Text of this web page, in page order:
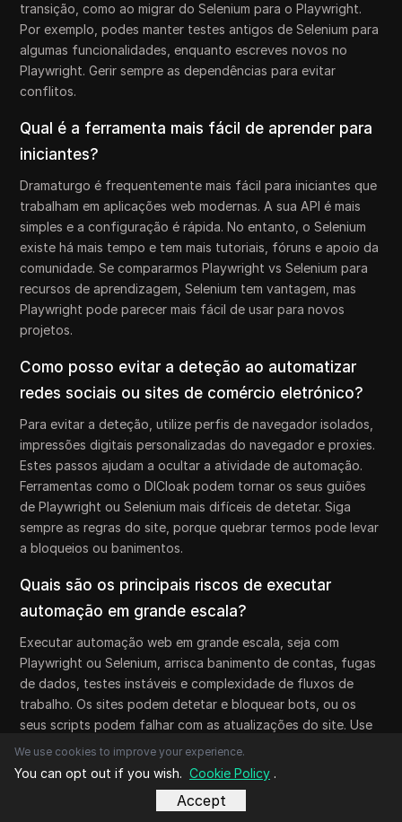
transição, como ao migrar do Selenium para o Playwright.
Por exemplo, podes manter testes antigos de Selenium para
algumas funcionalidades, enquanto escreves novos no
Playwright. Gerir sempre as dependências para evitar
conflitos.
Qual é a ferramenta mais fácil de aprender para
iniciantes?
Dramaturgo é frequentemente mais fácil para iniciantes que
trabalham em aplicações web modernas. A sua API é mais
simples e a configuração é rápida. No entanto, o Selenium
existe há mais tempo e tem mais tutoriais, fóruns e apoio da
comunidade. Se compararmos Playwright vs Selenium para
recursos de aprendizagem, Selenium tem vantagem, mas
Playwright pode parecer mais fácil de usar para novos
projetos.
Como posso evitar a deteção ao automatizar
redes sociais ou sites de comércio eletrónico?
Para evitar a deteção, utilize perfis de navegador isolados,
impressões digitais personalizadas do navegador e proxies.
Estes passos ajudam a ocultar a atividade de automação.
Ferramentas como o DICloak podem tornar os seus guiões
de Playwright ou Selenium mais difíceis de detetar. Siga
sempre as regras do site, porque quebrar termos pode levar
a bloqueios ou banimentos.
Quais são os principais riscos de executar
automação em grande escala?
Executar automação web em grande escala, seja com
Playwright ou Selenium, arrisca banimento de contas, fugas
de dados, testes instáveis e complexidade de fluxos de
trabalho. Os sites podem detetar e bloquear bots, ou os
seus scripts podem falhar com as atualizações do site. Use
as ferramentas adequadas, proteja os seus dados e atualize
os scripts com frequência para reduzir estes riscos.
A escolha entre Playwright e Selenium depende das
necessidades específicas de automação do seu projeto,
We use cookies to improve your experience.
You can opt out if you wish. Cookie Policy .
Accept